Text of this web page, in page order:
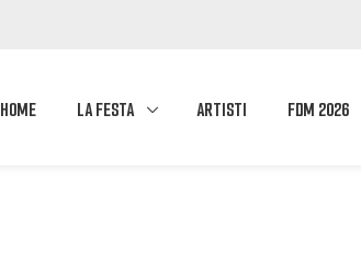
HOME LA FESTA ARTISTI FDM 2026